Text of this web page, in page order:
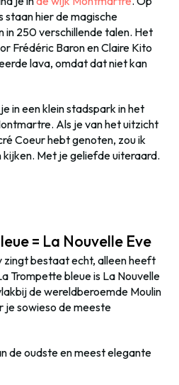
staan hier de magische
in 250 verschillende talen. Het
Frédéric Baron en Claire Kito
lava, omdat dat niet kan
in een klein stadspark in het
Als je van het uitzicht
Coeur hebt genoten, zou ik
Met je geliefde uiteraard.
= La Nouvelle Eve
zingt bestaat echt, alleen heeft
Trompette bleue is La Nouvelle
de wereldberoemde Moulin
je sowieso de meeste
de oudste en meest elegante